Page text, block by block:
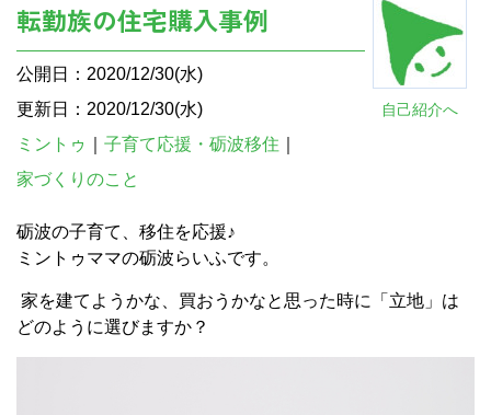
自己紹介へ
転勤族の住宅購入事例
公開日：2020/12/30(水)
更新日：2020/12/30(水)
ミントゥ
子育て応援・砺波移住
家づくりのこと
砺波の子育て、移住を応援♪
ミントゥママの砺波らいふです。
家を建てようかな、買おうかなと思った時に「立地」は
どのように選びますか？